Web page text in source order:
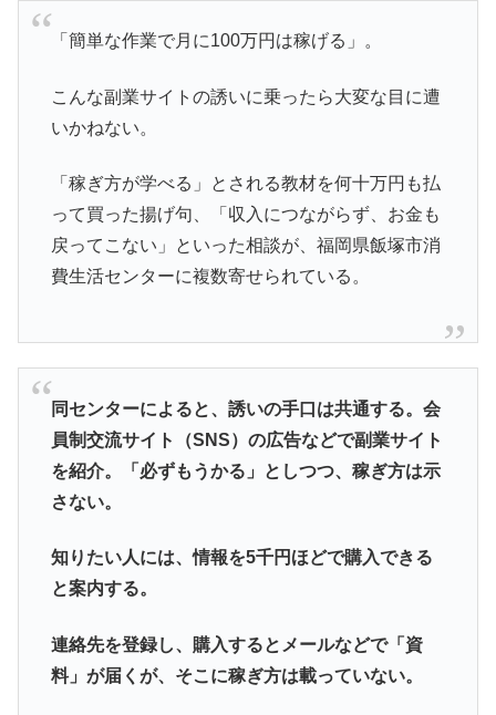
「簡単な作業で月に100万円は稼げる」。
こんな副業サイトの誘いに乗ったら大変な目に遭
いかねない。
「稼ぎ方が学べる」とされる教材を何十万円も払
って買った揚げ句、「収入につながらず、お金も
戻ってこない」といった相談が、福岡県飯塚市消
費生活センターに複数寄せられている。
同センターによると、誘いの手口は共通する。会
員制交流サイト（SNS）の広告などで副業サイト
を紹介。「必ずもうかる」としつつ、稼ぎ方は示
さない。
知りたい人には、情報を5千円ほどで購入できる
と案内する。
連絡先を登録し、購入するとメールなどで「資
料」が届くが、そこに稼ぎ方は載っていない。